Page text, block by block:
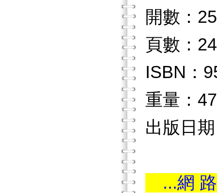
開數：25
頁數：
ISBN：
重量：
出版日
...網